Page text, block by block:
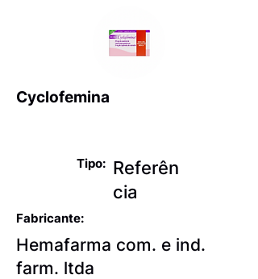
Cyclofemina
Tipo: Referên
cia
Fabricante:
Hemafarma com. e ind.
farm. ltda